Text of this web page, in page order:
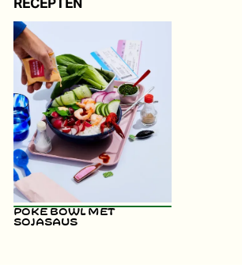
RECEPTEN
Poke bowl met
sojasaus